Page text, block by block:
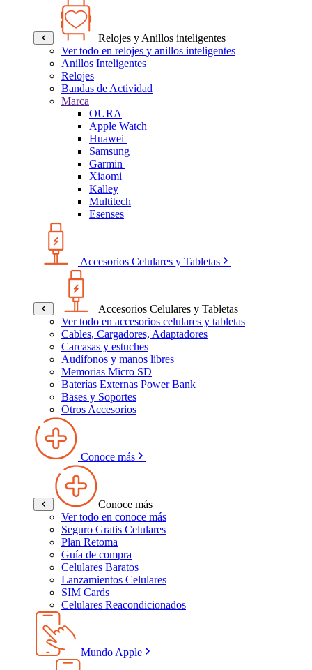
Relojes y Anillos inteligentes
Ver todo en relojes y anillos inteligentes
Anillos Inteligentes
Relojes
Bandas de Actividad
Marca
OURA
Apple Watch
Huawei
Samsung
Garmin
Xiaomi
Kalley
Multitech
Esenses
Accesorios Celulares y Tabletas
Accesorios Celulares y Tabletas
Ver todo en accesorios celulares y tabletas
Cables, Cargadores, Adaptadores
Carcasas y estuches
Audífonos y manos libres
Memorias Micro SD
Baterías Externas Power Bank
Bases y Soportes
Otros Accesorios
Conoce más
Conoce más
Ver todo en conoce más
Seguro Gratis Celulares
Plan Retoma
Guía de compra
Celulares Baratos
Lanzamientos Celulares
SIM Cards
Celulares Reacondicionados
Mundo Apple